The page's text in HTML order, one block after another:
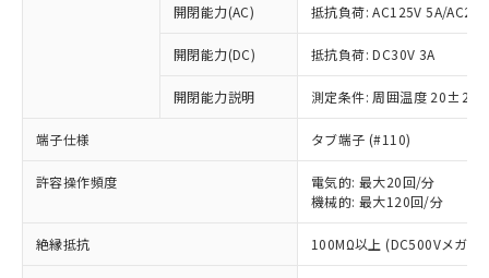
開閉能力(AC) 抵抗負荷: AC125V 5A/
開閉能力(DC) 抵抗負荷: DC30V 3A
開閉能力説明 測定条件: 周囲温度 20±2℃
端子仕様 タブ端子 (#110)
許容操作頻度
電気的: 最大20回/分
機械的: 最大120回/分
絶縁抵抗 100MΩ以上 (DC500Vメガ)
※1 対応状況
対応済み：EU RoHS指令（10物質）の
非含有に対応した製品が提供可能な商品で